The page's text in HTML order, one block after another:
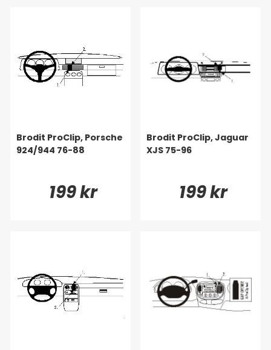
Brodit ProClip, Porsche
924/944 76-88
199 kr
Brodit ProClip, Jaguar
XJS 75-96
199 kr